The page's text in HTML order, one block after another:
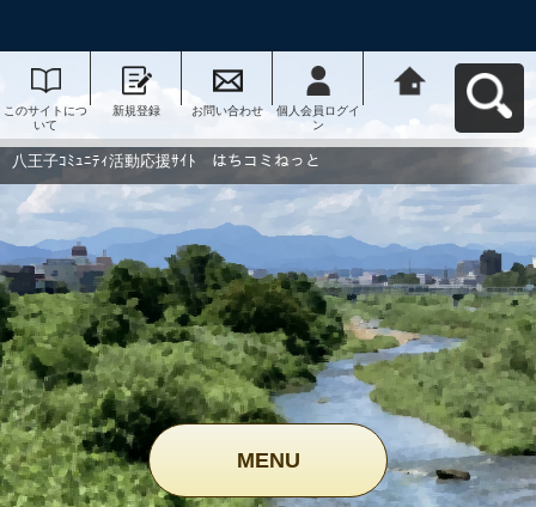
このサイトにつ
いて
新規登録 お問い合わせ
個人会員ログイ
ン
動応援ｻｲﾄ はち
コミねっとへ戻
八王子ｺﾐｭﾆﾃｨ活動応援ｻｲﾄ はちコミねっと
MENU